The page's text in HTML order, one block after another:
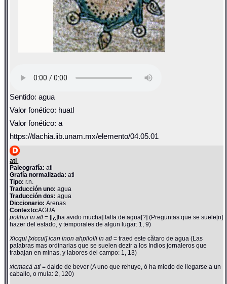
Sentido: agua
Valor fonético: huatl
Valor fonético: a
https://tlachia.iib.unam.mx/elemento/04.05.01
atl
Paleografía: atl
Grafía normalizada: atl
Tipo: r.n.
Traducción uno: agua
Traducción dos: agua
Diccionario:Arenas
Contexto:AGUA
polihui in atl= [[¿]ha avido mucha] falta de agua[?] (Preguntas que se suele[n]
hazer del estado, y temporales de algun lugar: 1, 9)
Xicqui [xiccui] ican inon ahpilolli in atl= traed este cãtaro de agua (Las
palabras mas ordinarias que se suelen dezir a los Indios jornaleros que
trabajan en minas, y labores del campo: 1, 13)
xicmacà atl= dalde de bever (A uno que rehuye, ò ha miedo de llegarse a un
caballo, o mula: 2, 120)